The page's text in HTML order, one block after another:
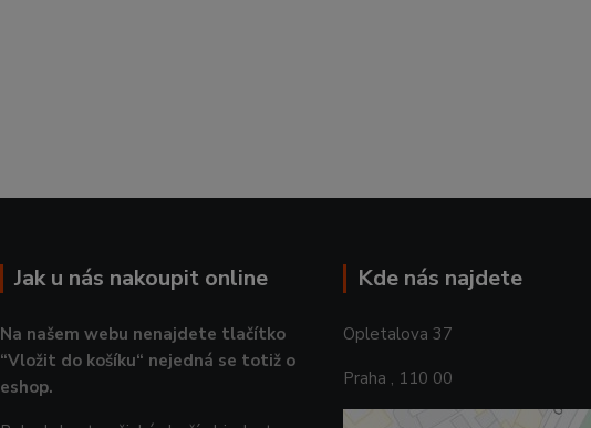
Jak u nás nakoupit online
Na našem webu nenajdete tlačítko
“Vložit do košíku“ nejedná se totiž o
eshop.
Kde nás najdete
Opletalova 37
Praha , 110 00